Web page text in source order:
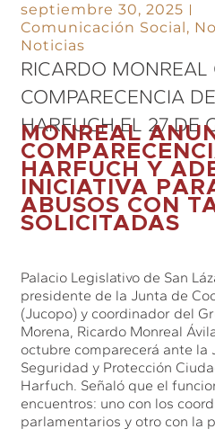
septiembre 30, 2025
Comunicación Social,
Noticias
RICARDO
COMPARECENCIA
HARFUCH EL 27 DE
MONREAL
HARFUCH Y
INICIATIVA
ABUSOS CON
SOLICITADAS
Palacio Legislativo de San
presidente de la Junta de
(Jucopo) y coordinador del
Morena, Ricardo Monreal
octubre comparecerá ante la
Seguridad y Protección
Harfuch. Señaló que el
encuentros: uno con los
parlamentarios y otro con la